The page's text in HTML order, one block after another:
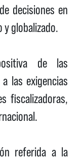
decisiones en
globalizado.
de las
las exigencias
fiscalizadoras,
referida a la